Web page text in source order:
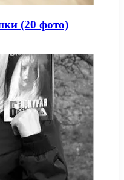
(20 фото)